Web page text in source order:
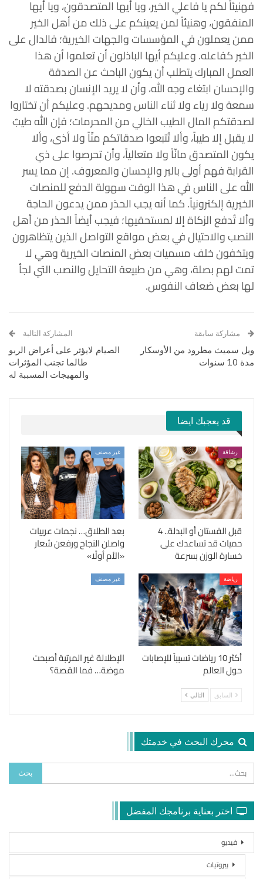
فهنيئاً لكم يا فاعلي الخير، ويا أيها المتصدقون، ويا أيها
المنفقون، وهنيئاً لمن يعينكم على ذلك من أهل الخير
ممن يعملون في المؤسسات والجهات الخيرية؛ فالدال على
الخير كفاعله. وعليكم أيها الباذلون أن تعلموا أن هذا
العمل المبارك يتطلب أن يكون الباحث عن الصدقة
والإحسان ابتغاء وجه الله، وأن لا يريد الإنسان بصدقته لا
سمعة ولا رياء ولا ثناء الناس ومديحهم. وعليكم أن تختاروا
لصدقتكم المال الطيب الخالي من المحرمات؛ فإن الله طيبٌ
لا يقبل إلا طيباً، وألا تُتبعوا صدقاتكم منّاً ولا أذى، وألا
يكون المتصدق مانّاً ولا متعالياً، وأن تحرصوا على ذي
القرابة فهم أولى بالبر والإحسان والمعروف. إن مما يسر
الله على الناس في هذا الوقت سهولة الدفع للمنصات
الخيرية إلكترونياً. كما أنه يجب الحذر ممن يدعون الحاجة
وألا تُدفع الزكاة إلا لمستحقيها؛ فيجب أيضاً الحذر من أهل
النصب والاحتيال في بعض مواقع التواصل الذين يتظاهرون
ويتخفون خلف مسميات بعض المنصات الخيرية وهي لا
تمت لهم بصلة، وهي من طبيعة التحايل والنصب التي لجأ
لها بعض ضعاف النفوس.
مشاركة سابقة
ويل سميث مطرود من الأوسكار
مدة 10 سنوات
المشاركة التالية
الصيام لايؤثر على أعراض الربو
طالما تجنب المؤثرات
والمهيجات المسببة له
قد يعجبك ايضا
رشاقة
قبل الفستان أو البدلة.. 4
حميات قد تساعدك على
خسارة الوزن بسرعة
غير مصنف
بعد الطلاق… نجمات عربيات
واصلن النجاح ورفعن شعار
«الأم أولًا»
رياضة
أكثر 10 رياضات تسبباً للإصابات
حول العالم
غير مصنف
الإطلالة غير المرتبة أصبحت
موضة… فما القصة؟
السابق التالي
محرك البحث في خدمتك
اختر بعناية برنامجك المفضل
فيديو
بيروتيات